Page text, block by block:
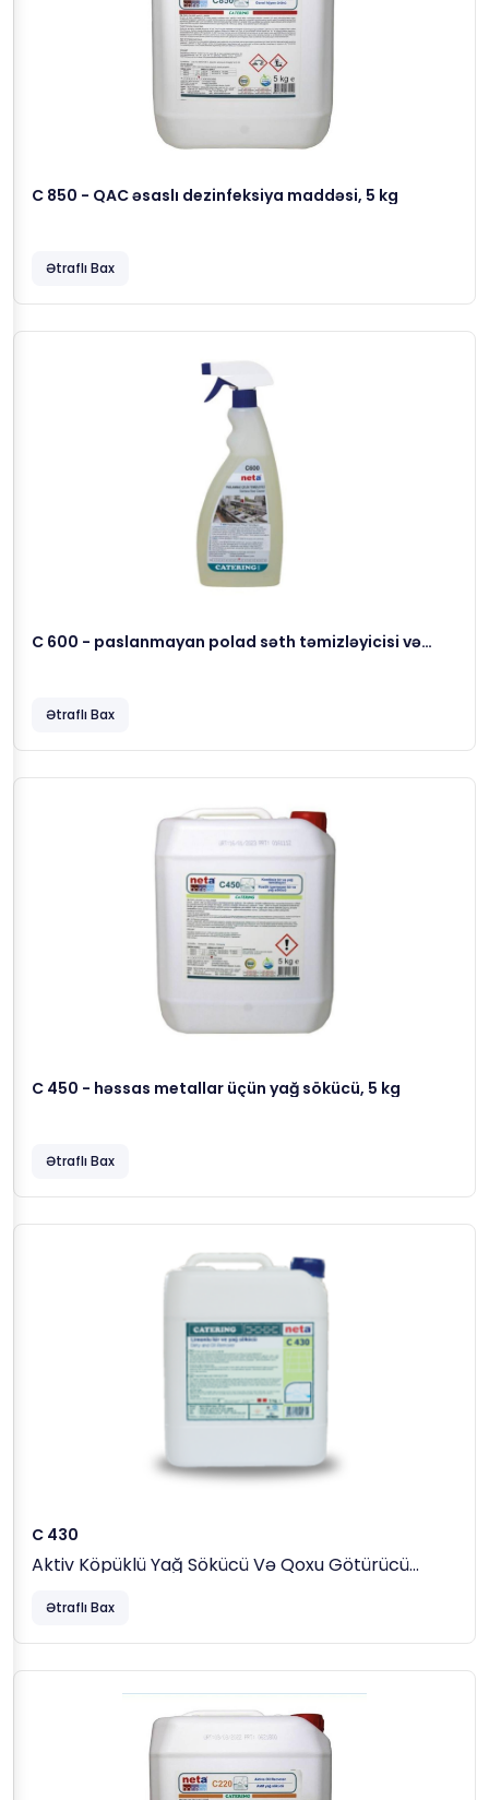
C 850 - QAC əsaslı dezinfeksiya maddəsi, 5 kg
Ətraflı Bax
C 600 - paslanmayan polad səth təmizləyicisi və
Ətraflı Bax
C 450 - həssas metallar üçün yağ sökücü, 5 kg
Ətraflı Bax
C 430
Aktiv Köpüklü Yağ Sökücü Və Qoxu Götürücü
Ətraflı Bax